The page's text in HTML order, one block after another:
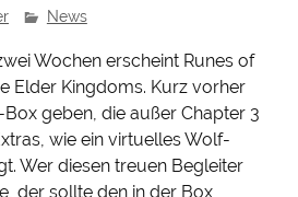
News
Wochen erscheint Runes of
Elder Kingdoms. Kurz vorher
geben, die außer Chapter 3
wie ein virtuelles Wolf-
Wer diesen treuen Begleiter
der sollte den in der Box